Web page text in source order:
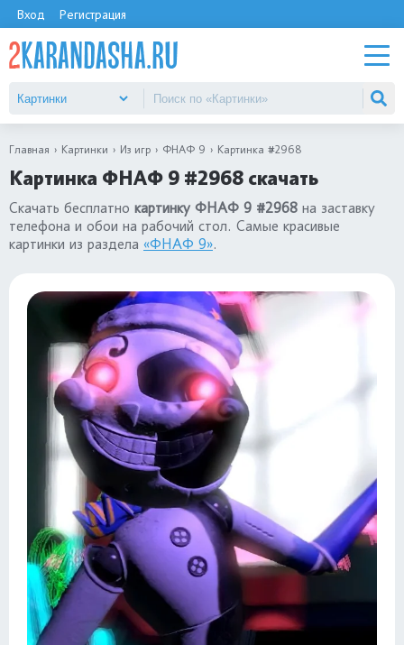
Вход Регистрация
Главная Картинки Из игр ФНАФ 9 Картинка #2968
Картинка ФНАФ 9 #2968 скачать
Скачать бесплатно картинку ФНАФ 9 #2968 на заставку
телефона и обои на рабочий стол. Самые красивые
картинки из раздела «ФНАФ 9».